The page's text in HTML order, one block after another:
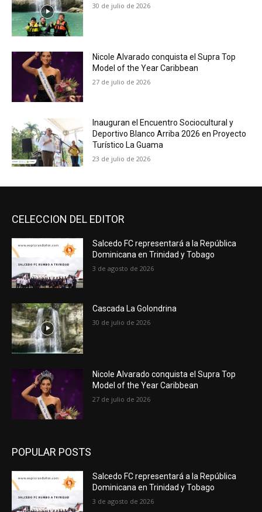
30 de julio de 2026
Nicole Alvarado conquista el Supra Top
Model of the Year Caribbean
27 de julio de 2026
Inauguran el Encuentro Sociocultural y
Deportivo Blanco Arriba 2026 en Proyecto
Turístico La Guama
23 de julio de 2026
CELECCION DEL EDITOR
Salcedo FC representará a la República
Dominicana en Trinidad y Tobago
3 de agosto de 2026
Cascada La Golondrina
30 de julio de 2026
Nicole Alvarado conquista el Supra Top
Model of the Year Caribbean
27 de julio de 2026
POPULAR POSTS
Salcedo FC representará a la República
Dominicana en Trinidad y Tobago
3 de agosto de 2026